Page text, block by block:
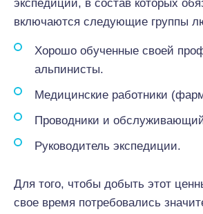
экспедиции, в состав которых
включаются следующие группы
Хорошо обученные своей
альпинисты.
Медицинские работники
Проводники и
Руководитель экспедиции.
Для того, чтобы добыть этот
свое время потребовались